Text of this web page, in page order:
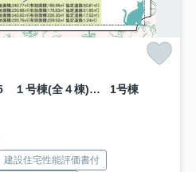
【新築】伊勢崎市曲沢町第5 １号棟(全４棟) クレイドルガーデン 新築建売分譲 1号棟
建設住宅性能評価書付